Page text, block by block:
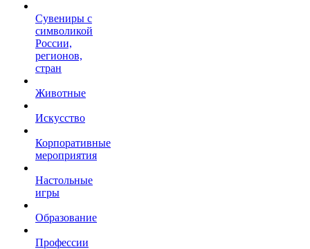
Сувениры с
символикой
России,
регионов,
стран
Животные
Искусство
Корпоративные
мероприятия
Настольные
игры
Образование
Профессии